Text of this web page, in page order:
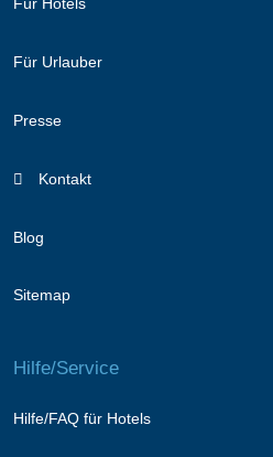
Für Hotels
Für Urlauber
Presse
Kontakt
Blog
Sitemap
Hilfe/Service
Hilfe/FAQ für Hotels